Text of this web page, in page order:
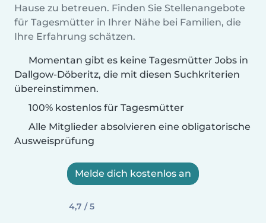
Hause zu betreuen. Finden Sie Stellenangebote
für Tagesmütter in Ihrer Nähe bei Familien, die
Ihre Erfahrung schätzen.
Momentan gibt es keine Tagesmütter Jobs in
Dallgow-Döberitz, die mit diesen Suchkriterien
übereinstimmen.
100% kostenlos für Tagesmütter
Alle Mitglieder absolvieren eine obligatorische
Ausweisprüfung
Melde dich kostenlos an
4,7 / 5